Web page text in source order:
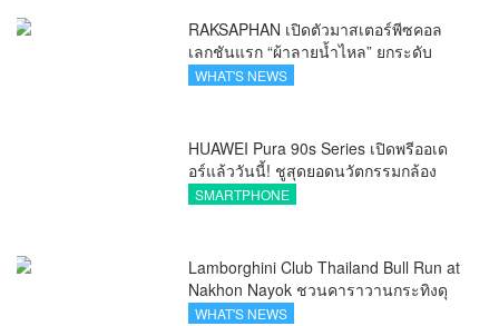
RAKSAPHAN เปิดตัวมาสเตอร์พีซคอล
เลกชันแรก “ผ้าลายน้ำไหล” ยกระดับ
ภูมิปัญญาท้องถิ่นสู่งานศิลป์ระดับสากล
WHAT'S NEWS
HUAWEI Pura 90s Series เปิดพรีออเด
อร์แล้ววันนี้! ชูสุดยอดนวัตกรรมกล้อง
พร้อม AI อัจฉริยะและ 5G Advanced
SMARTPHONE
Lamborghini Club Thailand Bull Run at
Nakhon Nayok ชวนคาราวานกระทิงดุ
สัมผัสธรรมชาติเมืองรอง ณ นครนายก
WHAT'S NEWS